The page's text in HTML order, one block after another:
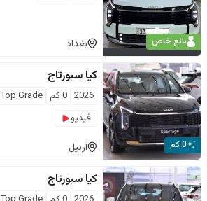
بائع خاص بغداد
0 كم
كيا سبورتاج
2026
0كم Top Grade
فيديو
اربيل
كيا سبورتاج